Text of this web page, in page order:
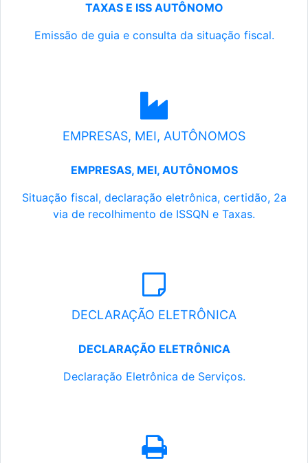
TAXAS E ISS AUTÔNOMO
Emissão de guia e consulta da situação fiscal.
EMPRESAS, MEI, AUTÔNOMOS
EMPRESAS, MEI, AUTÔNOMOS
Situação fiscal, declaração eletrônica, certidão, 2a
via de recolhimento de ISSQN e Taxas.
DECLARAÇÃO ELETRÔNICA
DECLARAÇÃO ELETRÔNICA
Declaração Eletrônica de Serviços.